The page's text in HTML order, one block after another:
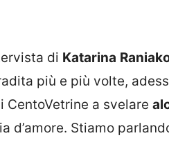
di Katarina
più e più volte,
a svelare
d’amore. Stiamo